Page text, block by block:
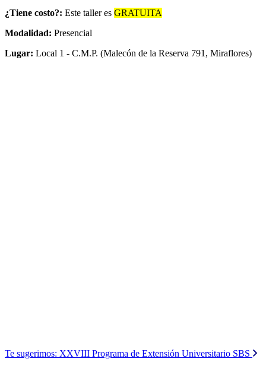
¿Tiene costo?: Este taller es GRATUITA
Modalidad: Presencial
Lugar: Local 1 - C.M.P. (Malecón de la Reserva 791, Miraflores)
Te sugerimos: XXVIII Programa de Extensión Universitario SBS